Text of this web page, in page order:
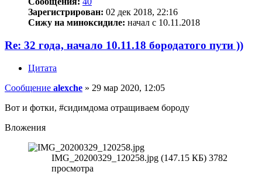
Зарегистрирован: 02 дек 2018, 22:16
Сижу на миноксидиле: начал с 10.11.2018
Re: 32 года, начало 10.11.18 бородатого пути ))
Цитата
Сообщение alexche » 29 мар 2020, 12:05
Вот и фотки, #сидимдома отращиваем бороду
Вложения
IMG_20200329_120258.jpg (147.15 КБ) 3782
просмотра